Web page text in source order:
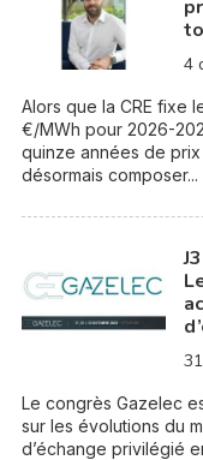
4
Alors que la CRE fixe
€/MWh pour 2026-
quinze années de
désormais composer...
Le congrès Gazelec
sur les évolutions du
d’échange privilégié